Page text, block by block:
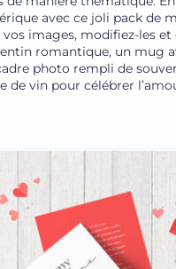
avec ce joli pack de
vos images, modifiez-les
romantique, un mug
photo rempli de
de vin pour célébrer